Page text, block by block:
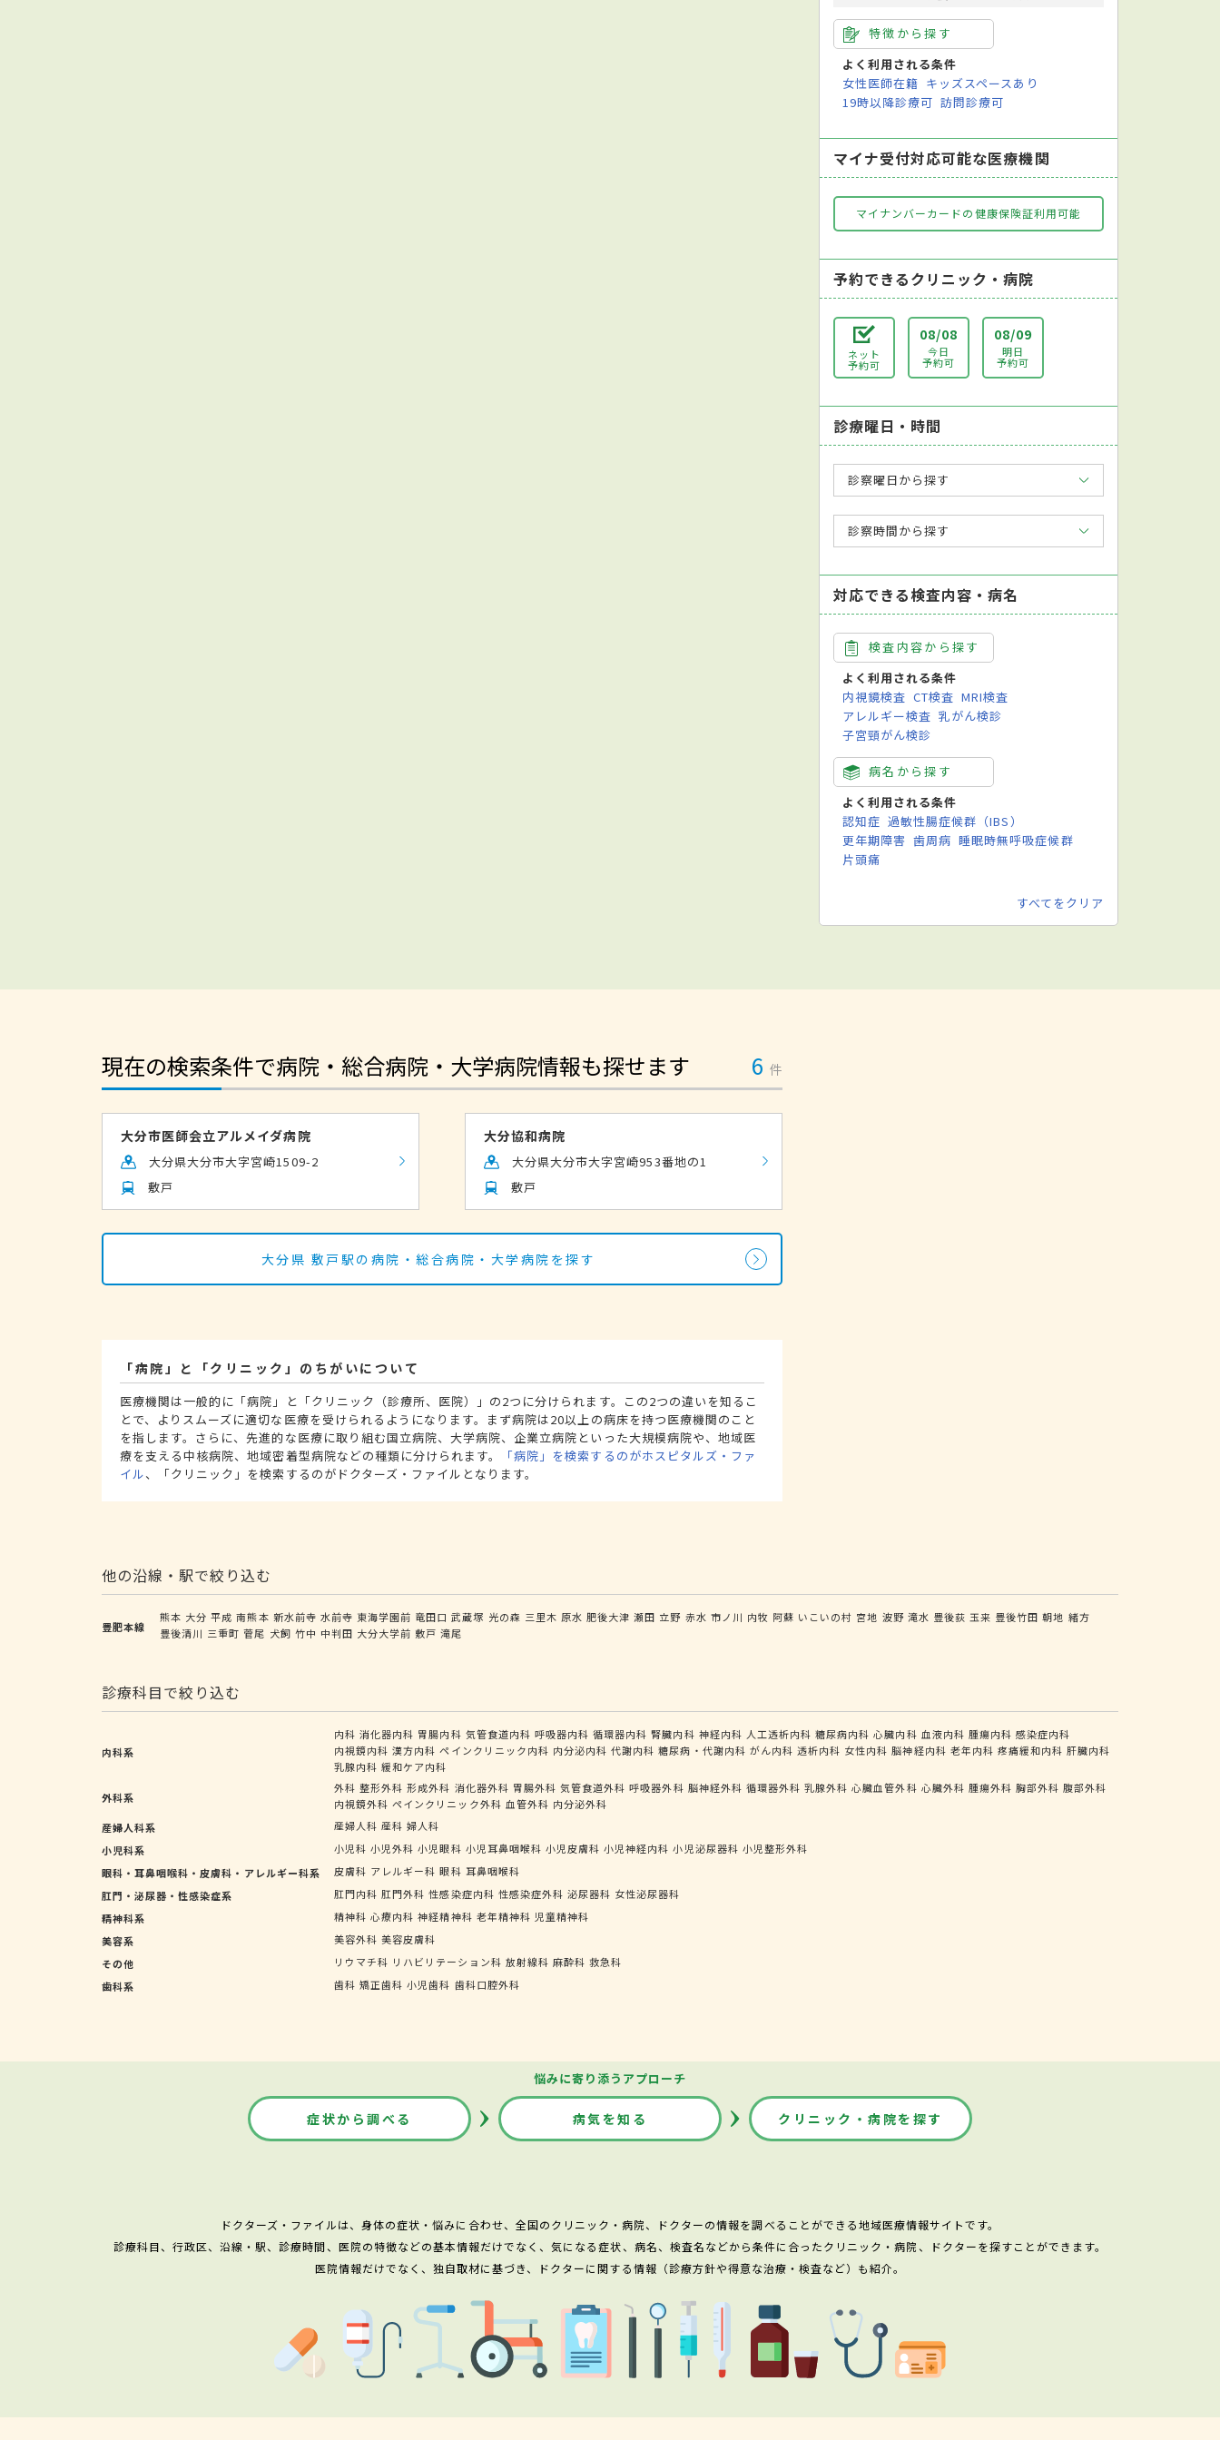
特徴から探す
よく利用される条件
女性医師在籍 キッズスペースあり
19時以降診療可 訪問診療可
マイナ受付対応可能な医療機関
マイナンバーカードの健康保険証利用可能
予約できるクリニック・病院
ネット
予約可
08/08
今日
予約可
08/09
明日
予約可
診療曜日・時間
診察曜日から探す
診察時間から探す
対応できる検査内容・病名
検査内容から探す
よく利用される条件
内視鏡検査 CT検査 MRI検査
アレルギー検査 乳がん検診
子宮頸がん検診
病名から探す
よく利用される条件
認知症 過敏性腸症候群（IBS）
更年期障害 歯周病 睡眠時無呼吸症候群
片頭痛
すべてをクリア
現在の検索条件で病院・総合病院・大学病院情報も探せます 6 件
大分市医師会立アルメイダ病院
大分県大分市大字宮崎1509-2
敷戸
大分協和病院
大分県大分市大字宮崎953番地の1
敷戸
大分県 敷戸駅の病院・総合病院・大学病院を探す
「病院」と「クリニック」のちがいについて
医療機関は一般的に「病院」と「クリニック（診療所、医院）」の2つに分けられます。この2つの違いを知るこ
とで、よりスムーズに適切な医療を受けられるようになります。まず病院は20以上の病床を持つ医療機関のこと
を指します。さらに、先進的な医療に取り組む国立病院、大学病院、企業立病院といった大規模病院や、地域医
療を支える中核病院、地域密着型病院などの種類に分けられます。
「病院」を検索するのがホスピタルズ・ファ
イル、「クリニック」を検索するのがドクターズ・ファイルとなります。
他の沿線・駅で絞り込む
豊肥本線
熊本 大分 平成 南熊本 新水前寺 水前寺 東海学園前 竜田口 武蔵塚 光の森 三里木 原水 肥後大津 瀬田 立野 赤水 市ノ川 内牧 阿蘇 いこいの村 宮地 波野 滝水 豊後荻 玉来 豊後竹田 朝地 緒方
豊後清川 三重町 菅尾 犬飼 竹中 中判田 大分大学前 敷戸 滝尾
診療科目で絞り込む
内科系
内科 消化器内科 胃腸内科 気管食道内科 呼吸器内科 循環器内科 腎臓内科 神経内科 人工透析内科 糖尿病内科 心臓内科 血液内科 腫瘍内科 感染症内科
内視鏡内科 漢方内科 ペインクリニック内科 内分泌内科 代謝内科 糖尿病・代謝内科 がん内科 透析内科 女性内科 脳神経内科 老年内科 疼痛緩和内科 肝臓内科
乳腺内科 緩和ケア内科
外科系
外科 整形外科 形成外科 消化器外科 胃腸外科 気管食道外科 呼吸器外科 脳神経外科 循環器外科 乳腺外科 心臓血管外科 心臓外科 腫瘍外科 胸部外科 腹部外科
内視鏡外科 ペインクリニック外科 血管外科 内分泌外科
産婦人科系
産婦人科 産科 婦人科
小児科系
小児科 小児外科 小児眼科 小児耳鼻咽喉科 小児皮膚科 小児神経内科 小児泌尿器科 小児整形外科
眼科・耳鼻咽喉科・皮膚科・アレルギー科系
皮膚科 アレルギー科 眼科 耳鼻咽喉科
肛門・泌尿器・性感染症系
肛門内科 肛門外科 性感染症内科 性感染症外科 泌尿器科 女性泌尿器科
精神科系
精神科 心療内科 神経精神科 老年精神科 児童精神科
美容系
美容外科 美容皮膚科
その他
リウマチ科 リハビリテーション科 放射線科 麻酔科 救急科
歯科系
歯科 矯正歯科 小児歯科 歯科口腔外科
悩みに寄り添うアプローチ
症状から調べる 病気を知る クリニック・病院を探す
ドクターズ・ファイルは、身体の症状・悩みに合わせ、全国のクリニック・病院、ドクターの情報を調べることができる地域医療情報サイトです。
診療科目、行政区、沿線・駅、診療時間、医院の特徴などの基本情報だけでなく、気になる症状、病名、検査名などから条件に合ったクリニック・病院、ドクターを探すことができます。
医院情報だけでなく、独自取材に基づき、ドクターに関する情報（診療方針や得意な治療・検査など）も紹介。